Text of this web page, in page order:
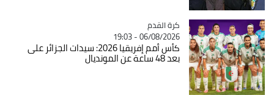
Catégorie
كرة القدم
06/08/2026 - 19:03
كأس أمم إفريقيا 2026: سيدات الجزائر على
بعد 48 ساعة عن المونديال